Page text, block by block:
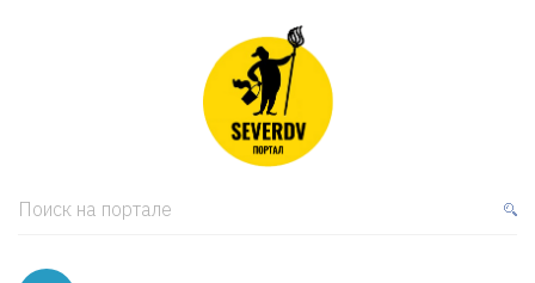
Поиск на портале